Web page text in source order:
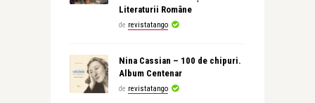
Literaturii Române
de revistatango
Nina Cassian – 100 de chipuri.
Album Centenar
de revistatango